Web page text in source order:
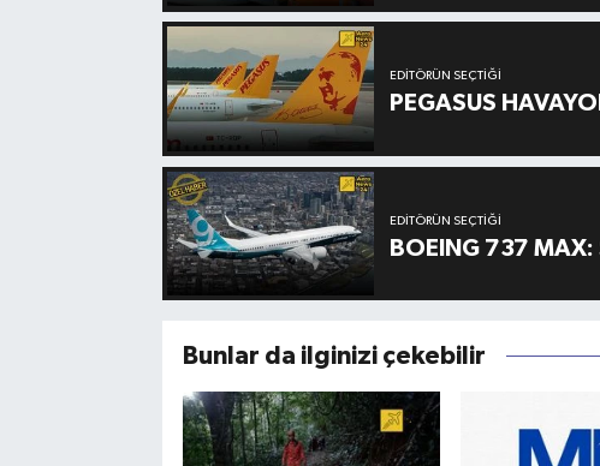
EDITÖRÜN SEÇTIĞI
PEGASUS
EDITÖRÜN SEÇTIĞI
BOEING 737 MAX:
Bunlar da ilginizi çekebilir